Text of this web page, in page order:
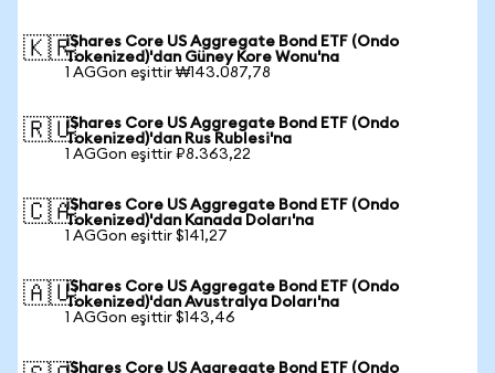
🇰🇷iShares Core US Aggregate Bond ETF (Ondo
Tokenized)'dan Güney Kore Wonu'na
1 AGGon eşittir ₩143.087,78
🇷🇺iShares Core US Aggregate Bond ETF (Ondo
Tokenized)'dan Rus Rublesi'na
1 AGGon eşittir ₽8.363,22
🇨🇦iShares Core US Aggregate Bond ETF (Ondo
Tokenized)'dan Kanada Doları'na
1 AGGon eşittir $141,27
🇦🇺iShares Core US Aggregate Bond ETF (Ondo
Tokenized)'dan Avustralya Doları'na
1 AGGon eşittir $143,46
iShares Core US Aggregate Bond ETF (Ondo